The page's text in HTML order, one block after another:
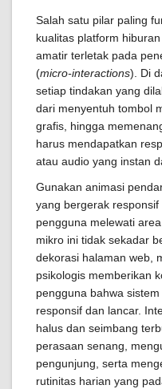
Salah satu pilar paling
kualitas platform
amatir terletak pada
(micro-interactions). Di
setiap tindakan yang
dari menyentuh tombol
grafis, hingga
harus mendapatkan
atau audio yang instan
Gunakan animasi
yang bergerak
pengguna melewati
mikro ini tidak sekadar
dekorasi halaman web,
psikologis memberikan
pengguna bahwa
responsif dan lancar.
halus dan seimbang
perasaan senang,
pengunjung, serta
rutinitas harian yang